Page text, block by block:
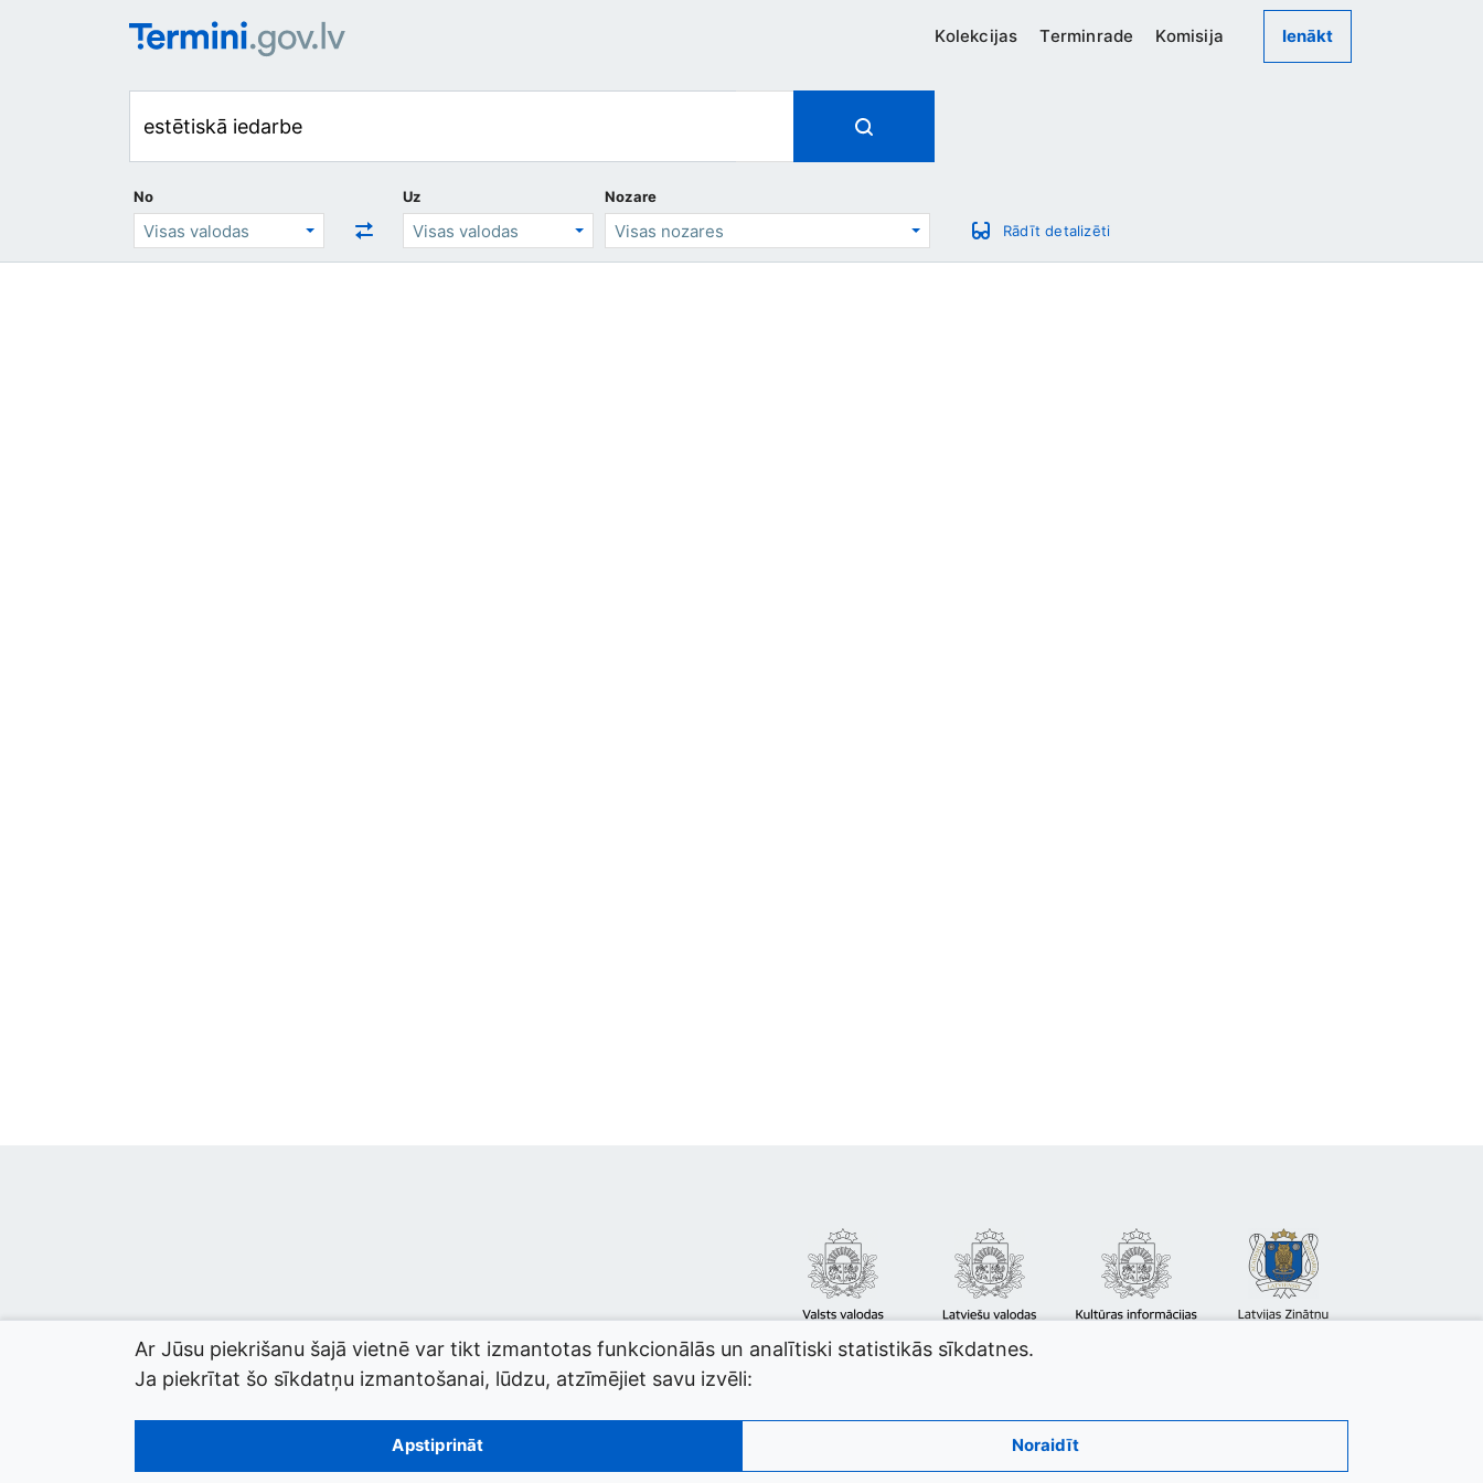
Kolekcijas Terminrade Komisija Ienākt
No Uz
Nozare
Rādīt detalizēti
© 2026 termini.gov.lv. Izstrādātājs:
Ar Jūsu piekrišanu šajā vietnē var tikt izmantotas funkcionālās un analītiski statistikās sīkdatnes.
Ja piekrītat šo sīkdatņu izmantošanai, lūdzu, atzīmējiet savu izvēli:
Apstiprināt Noraidīt